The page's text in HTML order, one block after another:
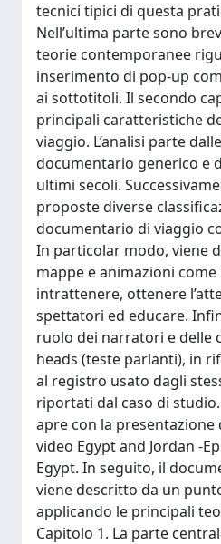
tecnici tipici di questa
Nell’ultima parte sono
teorie contemporanee
inserimento di pop-up
ai sottotitoli. Il secondo
principali caratteristiche
viaggio. L’analisi parte
documentario generico e
ultimi secoli.
proposte diverse
documentario di viaggio
In particolar modo, viene
mappe e animazioni
intrattenere, ottenere
spettatori ed educare.
ruolo dei narratori e delle
heads (teste parlanti), in
al registro usato dagli
riportati dal caso di
apre con la
video Egypt and Jordan -
Egypt. In seguito, il
viene descritto da un
applicando le principali
Capitolo 1. La parte